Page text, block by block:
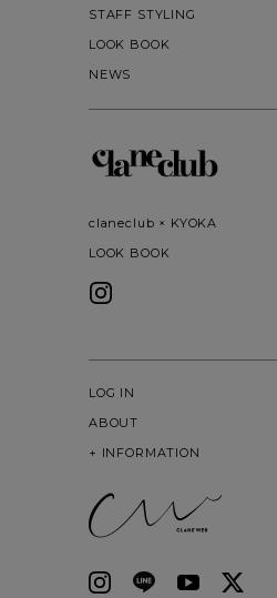
STAFF STYLING
LOOK BOOK
NEWS
claneclub × KYOKA
LOOK BOOK
LOG IN
ABOUT
+ INFORMATION